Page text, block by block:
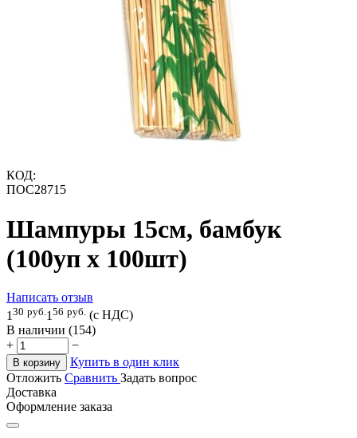
КОД:
ПОС28715
Шампуры 15см, бамбук
(100уп х 100шт)
Написать отзыв
1 30 руб. 1 56 руб. (с НДС)
В наличии (154)
+
−
В корзину
Купить в один клик
Отложить Сравнить Задать вопрос
Доставка
Оформление заказа